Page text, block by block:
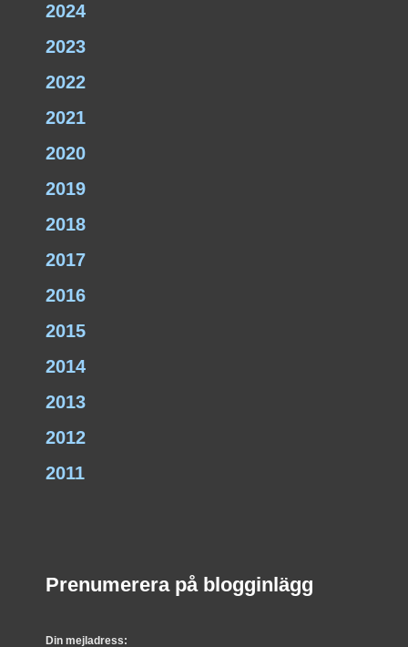
2024
2023
2022
2021
2020
2019
2018
2017
2016
2015
2014
2013
2012
2011
Prenumerera på blogginlägg
Din mejladress: